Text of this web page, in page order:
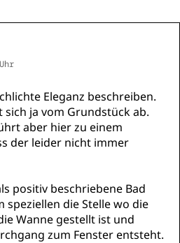
Eleganz beschreiben.
ja vom Grundstück ab.
aber hier zu einem
der leider nicht immer
positiv beschriebene Bad
die Stelle wo die
Wanne gestellt ist und
zum Fenster entsteht.